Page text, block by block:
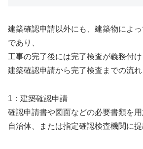
建築確認申請以外にも、建築物によ
であり、
工事の完了後には完了検査が義務付け
建築確認申請から完了検査までの流れ
1：建築確認申請
確認申請書や図面などの必要書類を用
自治体、または指定確認検査機関に提